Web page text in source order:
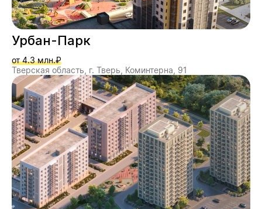
Урбан-Парк
от 4.3 млн.₽
Тверская область, г. Тверь, Коминтерна, 91